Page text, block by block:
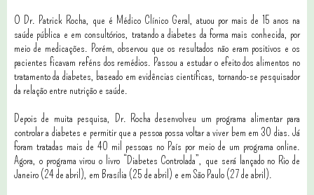
O Dr. Patrick Rocha, que é Médico Clínico Geral, atuou por mais de 15 anos na
saúde pública e em consultórios, tratando a diabetes da forma mais conhecida, por
meio de medicações. Porém, observou que os resultados não eram positivos e os
pacientes ficavam reféns dos remédios. Passou a estudar o efeito dos alimentos no
tratamento da diabetes, baseado em evidências científicas, tornando-se pesquisador
da relação entre nutrição e saúde.
Depois de muita pesquisa, Dr. Rocha desenvolveu um programa alimentar para
controlar a diabetes e permitir que a pessoa possa voltar a viver bem em 30 dias. Já
foram tratadas mais de 40 mil pessoas no País por meio de um programa online.
Agora, o programa virou o livro “Diabetes Controlada”, que será lançado no Rio de
Janeiro (24 de abril), em Brasília (25 de abril) e em São Paulo (27 de abril).